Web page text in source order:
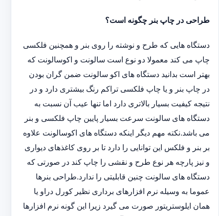
طراحی در چاپ بنر چگونه است؟
دستگاه هایی که طرح و نوشته را روی بنر و همچنین فلکسی
چاپ می کند معمولا دو نوع است سالونت و اکوسالونت که
بهتر است بدانید دستگاه های اکو سالونت ضمن گران بودن
در چاپ بنر و یا چاپ فلکسی تراکم رنگ بیشتری دارد و در
نتیجه کیفیت بسیار بالاتری دارد اما تنها عیب آن نسبت به
دستگاه های سالونت سرعت بسیار پایین چاپ فلکسی و بنر
می باشد.نکته مهم دیگر اینکه دستگاه های اکوسالونت علاوه
بر بنر و فلکس این توانایی را دارد تا بر روی کاغذهای دیواری
و نیز پارچه هر نوع طرح و نقشی را چاپ کند در صورتی که
دستگاه های سالونت چنین قابلیتی را ندارد.طراحی بنرها
عموما به وسیله نرم افزارهای برداری نظیر کورل دراو یا
همان ایلوستریتور صورت می گیرد زیرا این گونه نرم افزارها